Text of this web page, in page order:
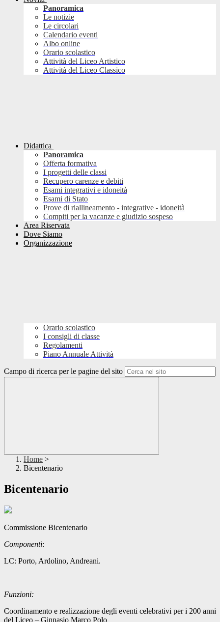
Panoramica
Le notizie
Le circolari
Calendario eventi
Albo online
Orario scolastico
Attività del Liceo Artistico
Attività del Liceo Classico
Didattica
Panoramica
Offerta formativa
I progetti delle classi
Recupero carenze e debiti
Esami integrativi e idoneità
Esami di Stato
Prove di riallineamento - integrative - idoneità
Compiti per la vacanze e giudizio sospeso
Area Riservata
Dove Siamo
Organizzazione
Orario scolastico
I consigli di classe
Regolamenti
Piano Annuale Attività
Campo di ricerca per le pagine del sito
Home >
Bicentenario
Bicentenario
Commissione Bicentenario
Componenti:
LC: Porto, Ardolino, Andreani.
Funzioni:
Coordinamento e realizzazione degli eventi celebrativi per i 200 anni
del Liceo – Ginnasio Marco Polo